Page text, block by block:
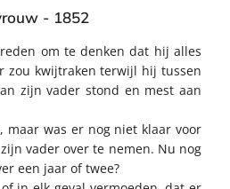
- 1852
om te denken dat hij alles
zou kwijtraken terwijl hij tussen
zijn vader stond en mest aan
maar was er nog niet klaar voor
vader over te nemen. Nu nog
een jaar of twee?